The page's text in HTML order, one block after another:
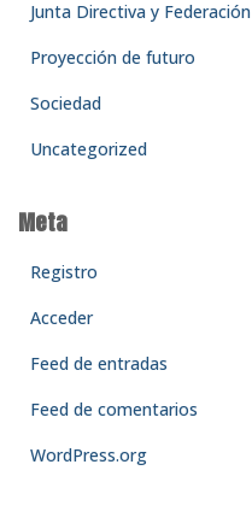
Junta Directiva y Federación
Proyección de futuro
Sociedad
Uncategorized
Meta
Registro
Acceder
Feed de entradas
Feed de comentarios
WordPress.org